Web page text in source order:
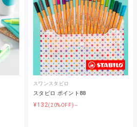
スワンスタビロ
スタビロ ポイント88
¥132(20%OFF)～